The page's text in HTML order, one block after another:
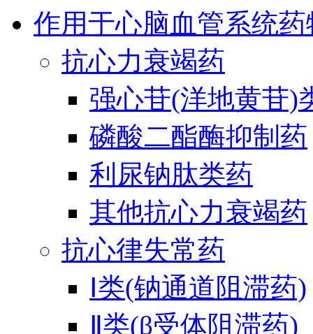
作用于心脑血管系统药
抗心力衰竭药
强心苷(洋地黄苷)
磷酸二酯酶抑制药
利尿钠肽类药
其他抗心力衰竭药
抗心律失常药
Ⅰ类(钠通道阻滞药)
Ⅱ类(β受体阻滞药)